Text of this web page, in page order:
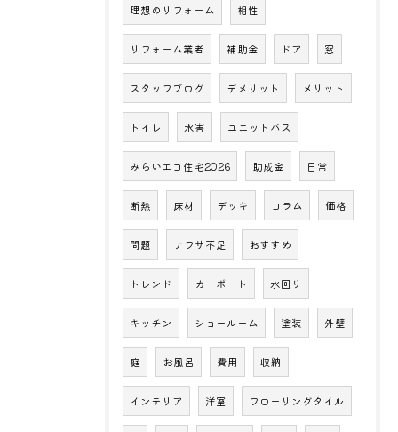
理想のリフォーム 相性
リフォーム業者 補助金 ドア 窓
スタッフブログ デメリット メリット
トイレ 水害 ユニットバス
みらいエコ住宅2026 助成金 日常
断熱 床材 デッキ コラム 価格
問題 ナフサ不足 おすすめ
トレンド カーポート 水回り
キッチン ショールーム 塗装 外壁
庭 お風呂 費用 収納
インテリア 洋室 フローリングタイル